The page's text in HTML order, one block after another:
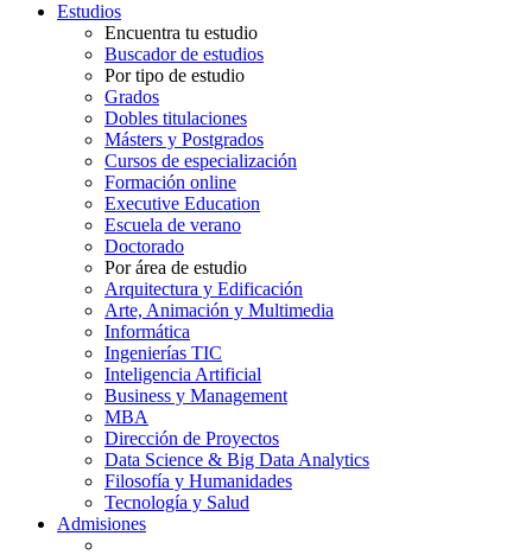
Estudios
Encuentra tu estudio
Buscador de estudios
Por tipo de estudio
Grados
Dobles titulaciones
Másters y Postgrados
Cursos de especialización
Formación online
Executive Education
Escuela de verano
Doctorado
Por área de estudio
Arquitectura y Edificación
Arte, Animación y Multimedia
Informática
Ingenierías TIC
Inteligencia Artificial
Business y Management
MBA
Dirección de Proyectos
Data Science & Big Data Analytics
Filosofía y Humanidades
Tecnología y Salud
Admisiones